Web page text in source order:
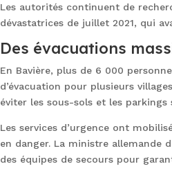
Les autorités continuent de
dévastatrices de juillet 2021, qui
Des évacuations
En Bavière, plus de 6 000
d’évacuation pour plusieurs
éviter les sous-sols et les parkings
Les services d’urgence ont
en danger. La ministre allemande
des équipes de secours pour